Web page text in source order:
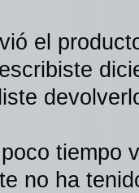
el
tiempo
no ha